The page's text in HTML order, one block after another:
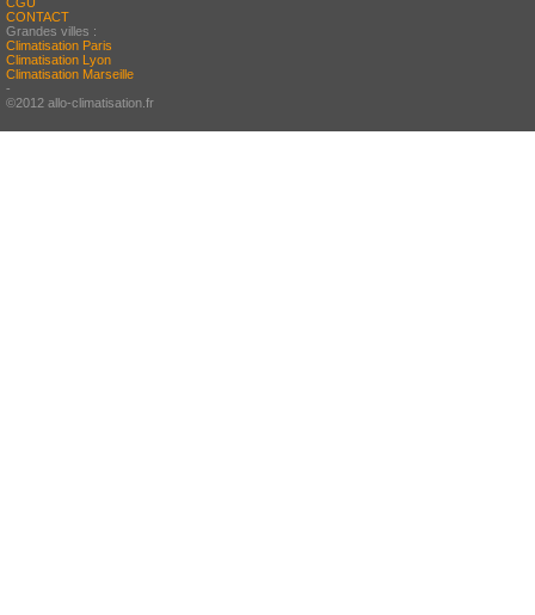
CONTACT
Grandes villes :
Climatisation Paris
Climatisation Lyon
Climatisation Marseille
-
©2012 allo-climatisation.fr